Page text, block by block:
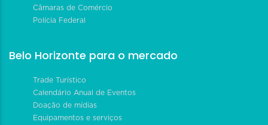
Câmaras de Comércio
Polícia Federal
Belo Horizonte para o mercado
Trade Turístico
Calendário Anual de Eventos
Doação de mídias
Equipamentos e serviços